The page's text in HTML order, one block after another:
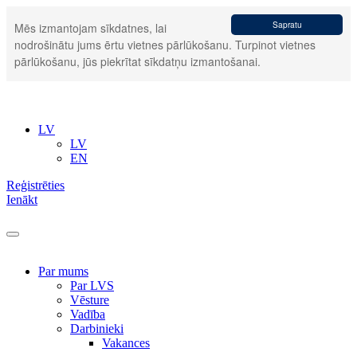
Sapratu
Mēs izmantojam sīkdatnes, lai
nodrošinātu jums ērtu vietnes pārlūkošanu. Turpinot vietnes
pārlūkošanu, jūs piekrītat sīkdatņu izmantošanai.
LV
LV
EN
Reģistrēties
Ienākt
Par mums
Par LVS
Vēsture
Vadība
Darbinieki
Vakances